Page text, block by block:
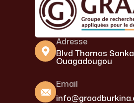
Adresse
Blvd Thomas
Ouagadougou
Email